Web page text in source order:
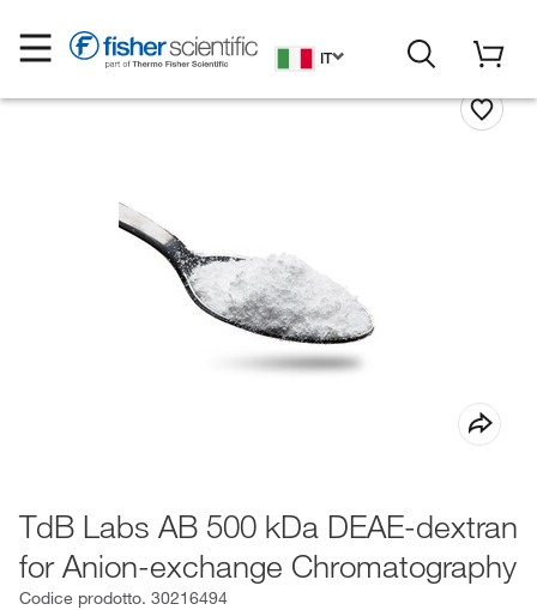
IT
TdB Labs AB 500 kDa DEAE-dextran
for Anion-exchange Chromatography
Codice prodotto. 30216494